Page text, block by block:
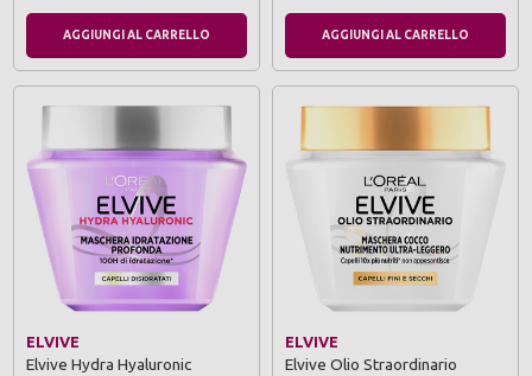
AGGIUNGI AL CARRELLO AGGIUNGI AL CARRELLO
ELVIVE
Elvive Hydra Hyaluronic
ELVIVE
Elvive Olio Straordinario